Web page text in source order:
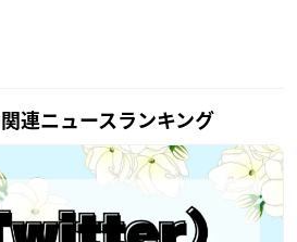
連ニュースランキング